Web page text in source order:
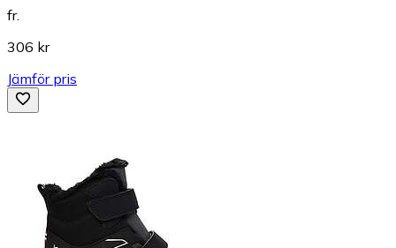
fr.
306 kr
Jämför pris